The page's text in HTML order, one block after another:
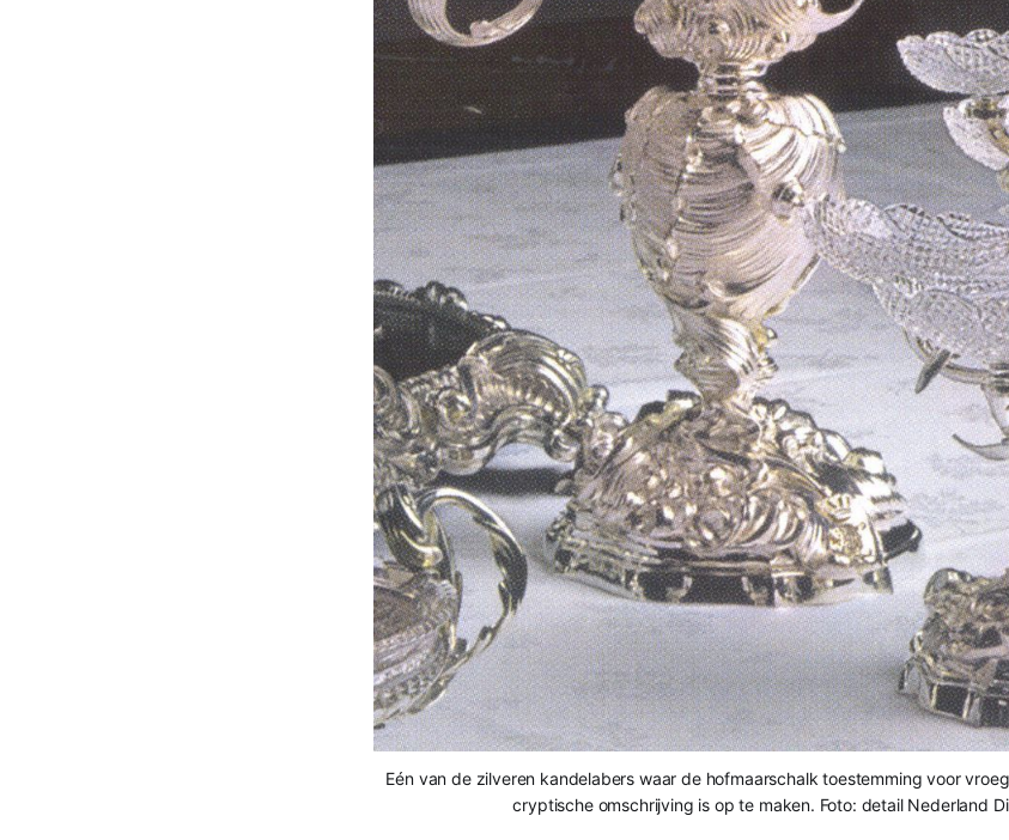
Eén van de zilveren kandelabers waar de hofmaarschalk toestemming voor
cryptische omschrijving is op te maken. Foto: detail Nederland